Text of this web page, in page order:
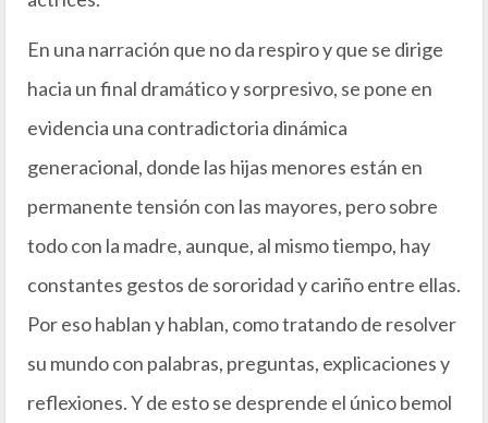
En una narración que no da respiro y que se dirige
hacia un final dramático y sorpresivo, se pone en
evidencia una contradictoria dinámica
generacional, donde las hijas menores están en
permanente tensión con las mayores, pero sobre
todo con la madre, aunque, al mismo tiempo, hay
constantes gestos de sororidad y cariño entre ellas.
Por eso hablan y hablan, como tratando de resolver
su mundo con palabras, preguntas, explicaciones y
reflexiones. Y de esto se desprende el único bemol